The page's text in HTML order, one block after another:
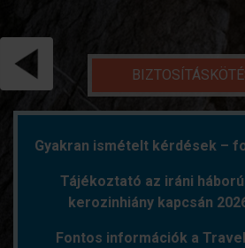
Gyakran ismételt kérdések –
Tájékoztató az iráni
kerozinhiány kapcsán
Fontos információk a